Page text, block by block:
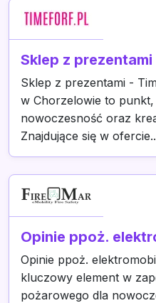
Sklep z prezentami
Sklep z prezentami -
w Chorzelowie to
nowoczesność oraz
Znajdujące się w
Opinie ppoż.
Opinie ppoż.
kluczowy element w
pożarowego dla